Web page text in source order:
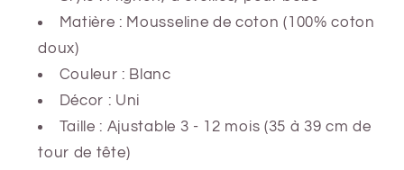
Matière : Mousseline de coton (100% coton
doux)
Couleur : Blanc
Décor : Uni
Taille : Ajustable 3 - 12 mois (35 à 39 cm de
tour de tête)